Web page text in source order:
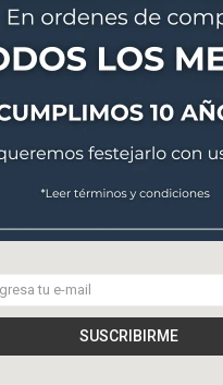
SUSCRIBIRME
Pileta De Cocina Dream Simple
68x45x21cm Acero